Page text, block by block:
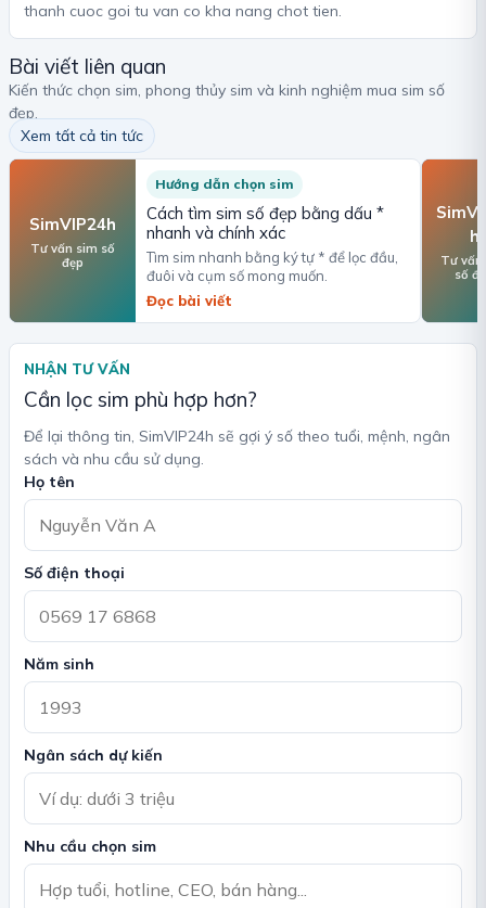
thanh cuoc goi tu van co kha nang chot tien.
Bài viết liên quan
Kiến thức chọn sim, phong thủy sim và kinh nghiệm mua sim số
đẹp.
Xem tất cả tin tức
SimVIP24h
Tư vấn sim số
đẹp
Hướng dẫn chọn sim
Cách tìm sim số đẹp bằng dấu *
nhanh và chính xác
Tìm sim nhanh bằng ký tự * để lọc đầu,
đuôi và cụm số mong muốn.
Đọc bài viết
h
Tư vấn
số
NHẬN TƯ VẤN
Cần lọc sim phù hợp hơn?
Để lại thông tin, SimVIP24h sẽ gợi ý số theo tuổi, mệnh, ngân
sách và nhu cầu sử dụng.
Họ tên
Số điện thoại
Năm sinh
Ngân sách dự kiến
Nhu cầu chọn sim